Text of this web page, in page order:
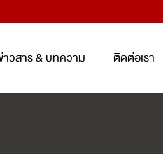
าวสาร & บทความ ติดต่อเรา